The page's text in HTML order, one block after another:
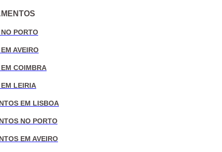
PORTO
AVEIRO
COIMBRA
LEIRIA
EM LISBOA
NO PORTO
EM AVEIRO